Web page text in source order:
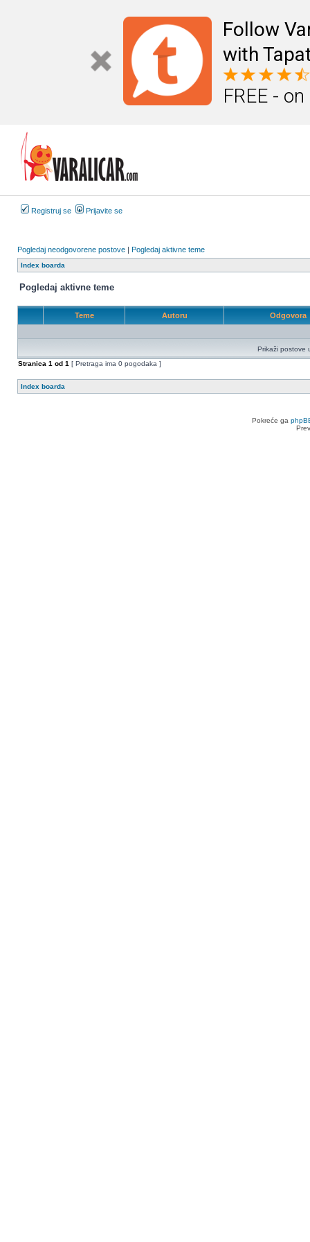
Follow
with
FREE -
Registruj se Prijavite se
Pogledaj neodgovorene postove | Pogledaj aktivne teme
Index boarda
Pogledaj aktivne teme
Teme Autoru Odgovora
Prikaži postove
Stranica 1 od 1 [ Pretraga ima 0 pogodaka ]
Index boarda
Pokreće ga